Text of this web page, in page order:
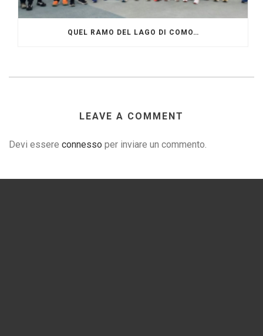
QUEL RAMO DEL LAGO DI COMO…
LEAVE A COMMENT
Devi essere connesso per inviare un commento.